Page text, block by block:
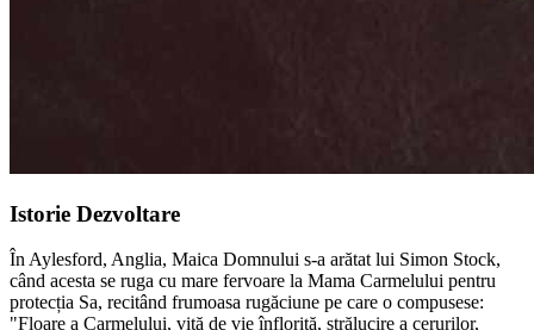
Istorie Dezvoltare
În Aylesford, Anglia, Maica Domnului s-a arătat lui Simon Stock,
când acesta se ruga cu mare fervoare la Mama Carmelului pentru
protecția Sa, recitând frumoasa rugăciune pe care o compusese:
"Floare a Carmelului, viță de vie înflorită, strălucire a cerurilor,